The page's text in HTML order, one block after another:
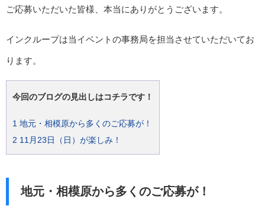
ご応募いただいた皆様、本当にありがとうございます。
インクループは当イベントの事務局を担当させていただいてお
ります。
今回のブログの見出しはコチラです！
1 地元・相模原から多くのご応募が！
2 11月23日（日）が楽しみ！
地元・相模原から多くのご応募が！